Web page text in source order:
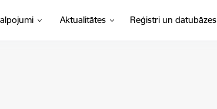
Aktualitātes Reģistri un datubāzes